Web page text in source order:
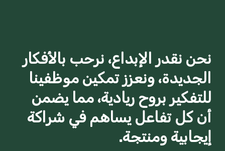
نحن نقدر الإبداع، نرحب بالأفكار
الجديدة، ونعزز تمكين موظفينا
للتفكير بروح ريادية، مما يضمن
أن كل تفاعل يساهم في شراكة
إيجابية ومنتجة.